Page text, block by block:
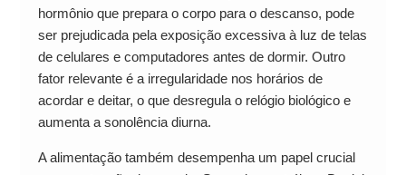
hormônio que prepara o corpo para o descanso, pode
ser prejudicada pela exposição excessiva à luz de telas
de celulares e computadores antes de dormir. Outro
fator relevante é a irregularidade nos horários de
acordar e deitar, o que desregula o relógio biológico e
aumenta a sonolência diurna.
A alimentação também desempenha um papel crucial